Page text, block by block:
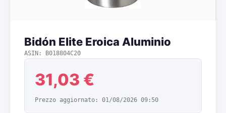
Bidón Elite Eroica Aluminio
ASIN: B018804C20
31,03 €
Prezzo aggiornato: 01/08/2026 09:50